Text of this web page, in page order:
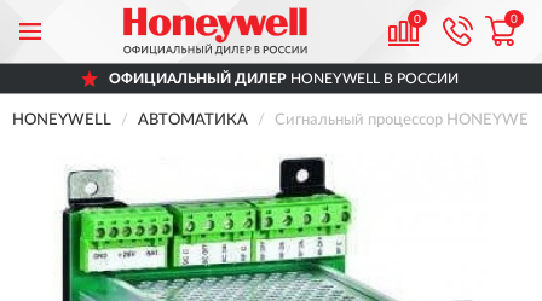
0 0
ОФИЦИАЛЬНЫЙ ДИЛЕР HONEYWELL В РОССИИ
HONEYWELL АВТОМАТИКА Сигнальный процессор